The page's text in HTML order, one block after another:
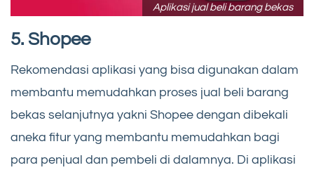
Aplikasi jual beli barang bekas
5. Shopee
Rekomendasi aplikasi yang bisa digunakan dalam
membantu memudahkan proses jual beli barang
bekas selanjutnya yakni Shopee dengan dibekali
aneka fitur yang membantu memudahkan bagi
para penjual dan pembeli di dalamnya. Di aplikasi